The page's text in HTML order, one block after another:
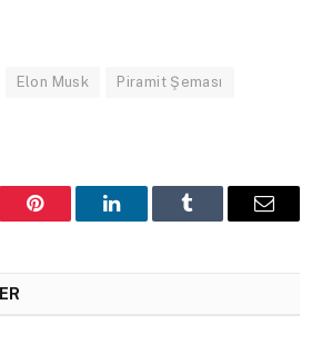
Elon Musk Piramit Şeması
Pinterest LinkedInTumblr Email